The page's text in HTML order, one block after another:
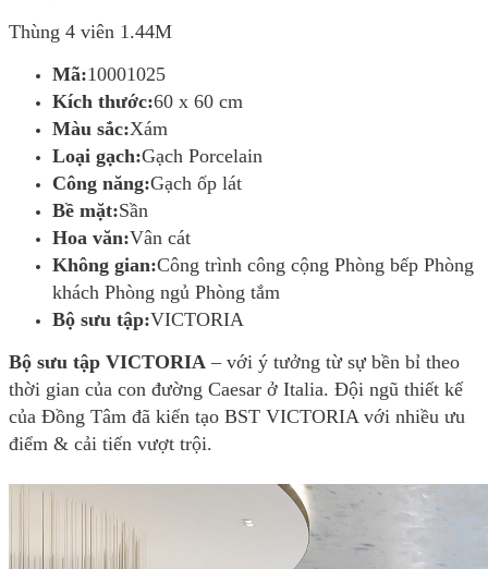
Thùng 4 viên 1.44M
Mã:10001025
Kích thước:60 x 60 cm
Màu sắc:Xám
Loại gạch:Gạch Porcelain
Công năng:Gạch ốp lát
Bề mặt:Sần
Hoa văn:Vân cát
Không gian:Công trình công cộng Phòng bếp Phòng
khách Phòng ngủ Phòng tắm
Bộ sưu tập:VICTORIA
Bộ sưu tập VICTORIA – với ý tưởng từ sự bền bỉ theo
thời gian của con đường Caesar ở Italia. Đội ngũ thiết kế
của Đồng Tâm đã kiến tạo BST VICTORIA với nhiều ưu
điểm & cải tiến vượt trội.